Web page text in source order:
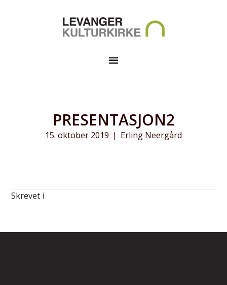
PRESENTASJON2
15. oktober 2019 | Erling Neergård
Skrevet i